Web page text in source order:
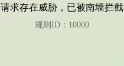
请求存在威胁，已被南墙拦截
规则ID：10000